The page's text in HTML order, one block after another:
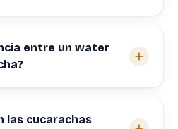
entre un water
las cucarachas